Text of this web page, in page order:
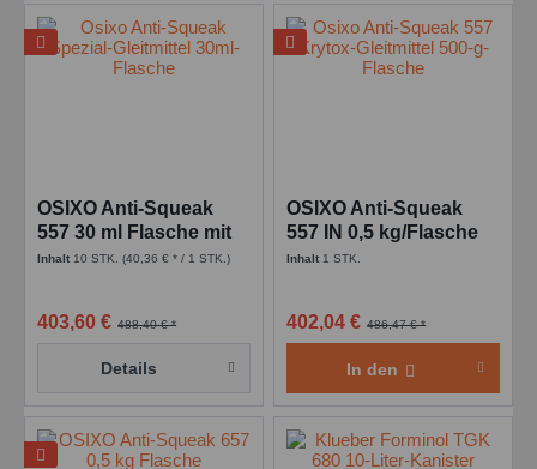
OSIXO Anti-Squeak
557 30 ml Flasche mit
Schwammaufträger
Inhalt 10 STK.(40,36 € * / 1 STK.)
488,40 € *
403,60 €
Details
OSIXO Anti-Squeak
557 IN 0,5 kg/Flasche
Inhalt 1 STK.
486,47 € *
402,04 €
In den